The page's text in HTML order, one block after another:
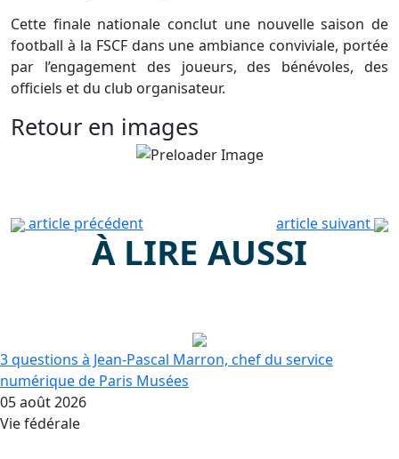
Cette finale nationale conclut une nouvelle saison de
football à la FSCF dans une ambiance conviviale, portée
par l’engagement des joueurs, des bénévoles, des
officiels et du club organisateur.
Retour en images
article précédent article suivant
À LIRE AUSSI
3 questions à Jean-Pascal Marron, chef du service
numérique de Paris Musées
05 août 2026
Vie fédérale